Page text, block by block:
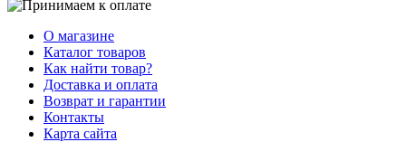
О магазине
Каталог товаров
Как найти товар?
Доставка и оплата
Возврат и гарантии
Контакты
Карта сайта